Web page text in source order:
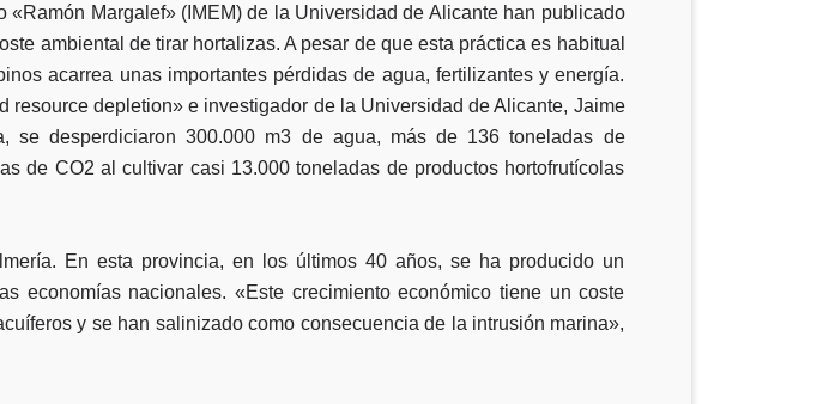
«Ramón Margalef» (IMEM) de la Universidad de Alicante han publicado
ambiental de tirar hortalizas. A pesar de que esta práctica es habitual
acarrea unas importantes pérdidas de agua, fertilizantes y energía.
depletion» e investigador de la Universidad de Alicante, Jaime
se desperdiciaron 300.000 m3 de agua, más de 136 toneladas de
de CO2 al cultivar casi 13.000 toneladas de productos hortofrutícolas
En esta provincia, en los últimos 40 años, se ha producido un
economías nacionales. «Este crecimiento económico tiene un coste
y se han salinizado como consecuencia de la intrusión marina»,